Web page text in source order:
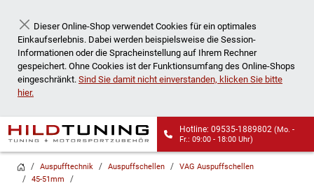
Schließen
Dieser Online-Shop verwendet Cookies für ein optimales
Einkaufserlebnis. Dabei werden beispielsweise die Session-
Informationen oder die Spracheinstellung auf Ihrem Rechner
gespeichert. Ohne Cookies ist der Funktionsumfang des Online-Shops
eingeschränkt. Sind Sie damit nicht einverstanden, klicken Sie bitte
hier.
Hotline: 09535-1889802(Mo. -
Fr.: 09:00 - 18:00 Uhr)
Wir liefern auch an
Packstationen!
Auspufftechnik Auspuffschellen
VAG Auspuffschellen
45-51mm